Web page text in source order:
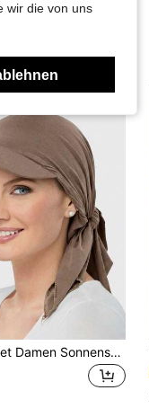
1 Stück/1 Set Damen Sonnenschutz Schal Hut, Bindekappe Baseball Cap, Schleifen Sonnenhut, geeignet für den täglichen Gebrauch, Strand, Reisen
wir die von uns